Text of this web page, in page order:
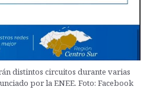
distintos circuitos durante varias
por la ENEE. Foto: Facebook